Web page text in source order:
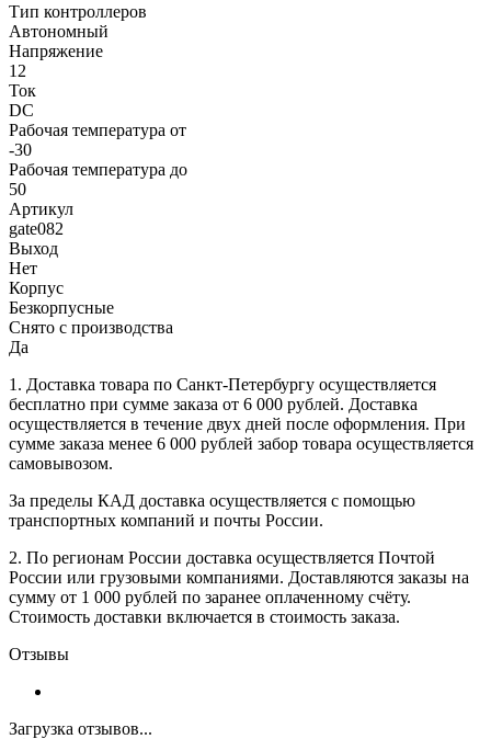
Тип контроллеров
Автономный
Напряжение
12
Ток
DC
Рабочая температура от
-30
Рабочая температура до
50
Артикул
gate082
Выход
Нет
Корпус
Безкорпусные
Снято с производства
Да
1. Доставка товара по Санкт-Петербургу осуществляется
бесплатно при сумме заказа от 6 000 рублей. Доставка
осуществляется в течение двух дней после оформления. При
сумме заказа менее 6 000 рублей забор товара осуществляется
самовывозом.
За пределы КАД доставка осуществляется с помощью
транспортных компаний и почты России.
2. По регионам России доставка осуществляется Почтой
России или грузовыми компаниями. Доставляются заказы на
сумму от 1 000 рублей по заранее оплаченному счёту.
Стоимость доставки включается в стоимость заказа.
Отзывы
Загрузка отзывов...